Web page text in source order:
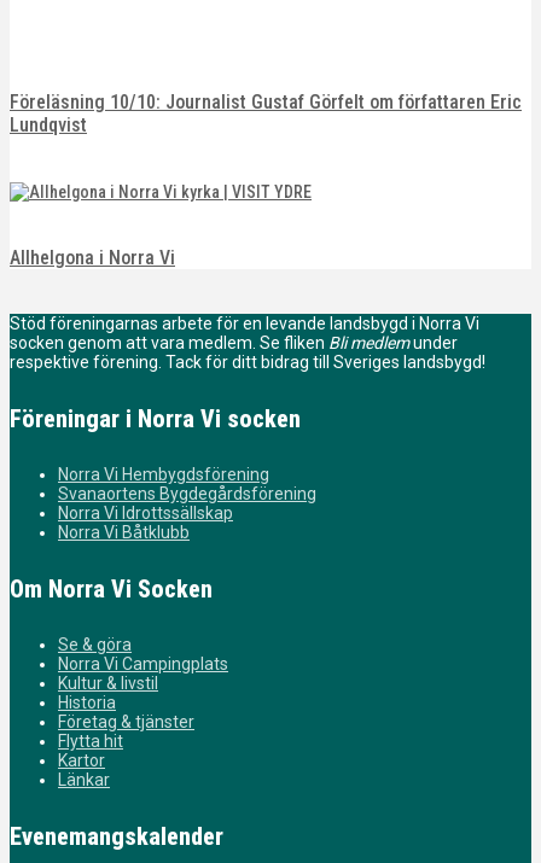
Föreläsning 10/10: Journalist Gustaf Görfelt om författaren Eric
Lundqvist
Allhelgona i Norra Vi
Stöd föreningarnas arbete för en levande landsbygd i Norra Vi
socken genom att vara medlem. Se fliken Bli medlemunder
respektive förening. Tack för ditt bidrag till Sveriges landsbygd!
Föreningar i Norra Vi socken
Norra Vi Hembygdsförening
Svanaortens Bygdegårdsförening
Norra Vi Idrottssällskap
Norra Vi Båtklubb
Om Norra Vi Socken
Se & göra
Norra Vi Campingplats
Kultur & livstil
Historia
Företag & tjänster
Flytta hit
Kartor
Länkar
Evenemangskalender